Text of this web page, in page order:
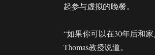
起参与虚拟的晚餐。
“如果你可以在30年后和
Thomas教授说道。